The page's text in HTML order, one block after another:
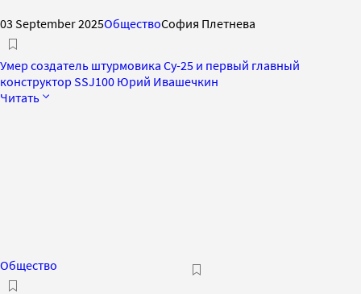
03 September 2025ОбществоСофия Плетнева
Умер создатель штурмовика Су-25 и первый главный
конструктор SSJ100 Юрий Ивашечкин
Читать
Общество